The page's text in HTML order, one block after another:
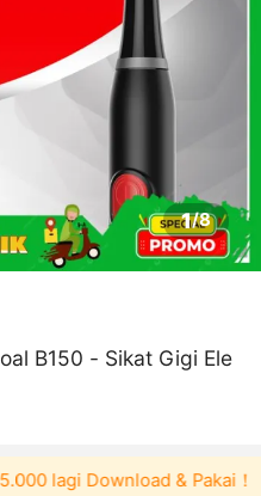
1/8
B150 - Sikat Gigi Ele
lagi Download & Pakai！